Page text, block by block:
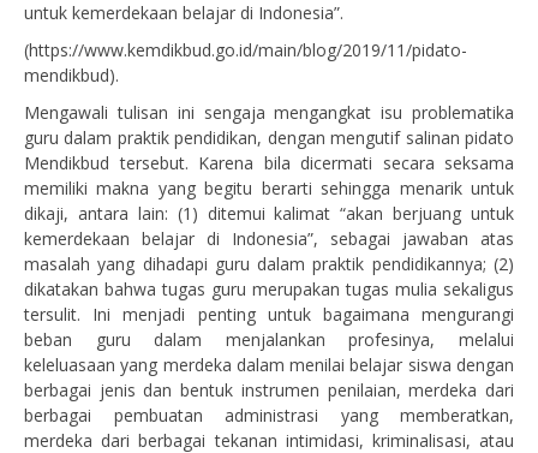
untuk kemerdekaan belajar di Indonesia”.
(https://www.kemdikbud.go.id/main/blog/2019/11/pidato-
mendikbud).
Mengawali tulisan ini sengaja mengangkat isu problematika
guru dalam praktik pendidikan, dengan mengutif salinan pidato
Mendikbud tersebut. Karena bila dicermati secara seksama
memiliki makna yang begitu berarti sehingga menarik untuk
dikaji, antara lain: (1) ditemui kalimat “akan berjuang untuk
kemerdekaan belajar di Indonesia”, sebagai jawaban atas
masalah yang dihadapi guru dalam praktik pendidikannya; (2)
dikatakan bahwa tugas guru merupakan tugas mulia sekaligus
tersulit. Ini menjadi penting untuk bagaimana mengurangi
beban guru dalam menjalankan profesinya, melalui
keleluasaan yang merdeka dalam menilai belajar siswa dengan
berbagai jenis dan bentuk instrumen penilaian, merdeka dari
berbagai pembuatan administrasi yang memberatkan,
merdeka dari berbagai tekanan intimidasi, kriminalisasi, atau